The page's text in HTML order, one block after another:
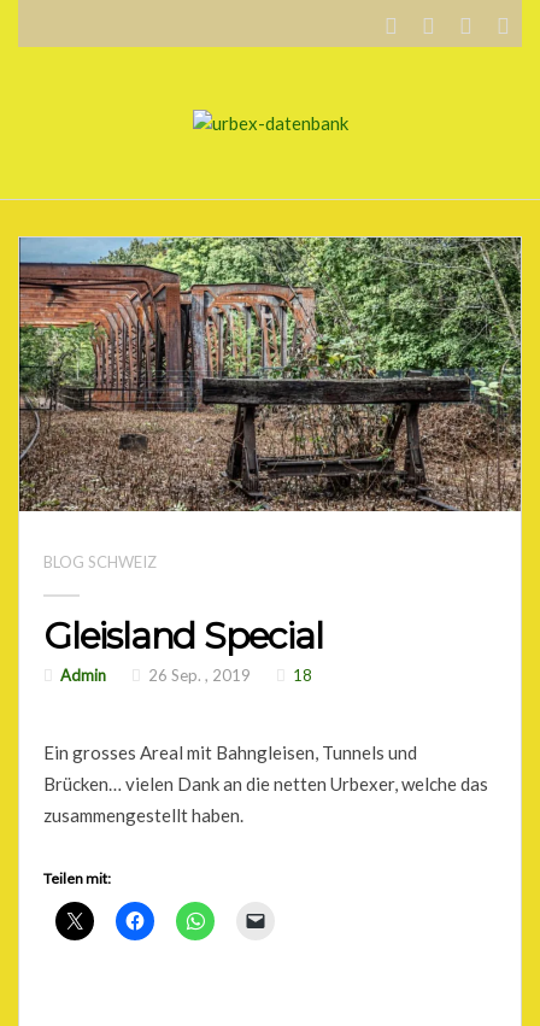
BLOG SCHWEIZ
Gleisland Special
Admin 26 Sep. , 2019 18
Ein grosses Areal mit Bahngleisen, Tunnels und
Brücken… vielen Dank an die netten Urbexer, welche das
zusammengestellt haben.
Teilen mit: